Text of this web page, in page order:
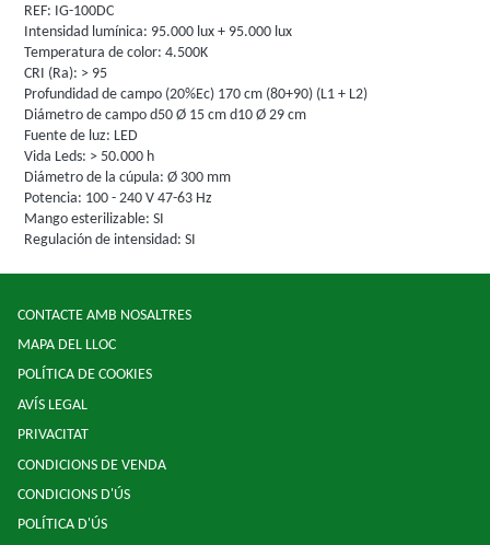
REF: IG-100DC
Intensidad lumínica: 95.000 lux + 95.000 lux
Temperatura de color: 4.500K
CRI (Ra): > 95
Profundidad de campo (20%Ec) 170 cm (80+90) (L1 + L2)
Diámetro de campo d50 Ø 15 cm d10 Ø 29 cm
Fuente de luz: LED
Vida Leds: > 50.000 h
Diámetro de la cúpula: Ø 300 mm
Potencia: 100 - 240 V 47-63 Hz
Mango esterilizable: SI
Regulación de intensidad: SI
CONTACTE AMB NOSALTRES
MAPA DEL LLOC
POLÍTICA DE COOKIES
AVÍS LEGAL
PRIVACITAT
CONDICIONS DE VENDA
CONDICIONS D'ÚS
POLÍTICA D'ÚS